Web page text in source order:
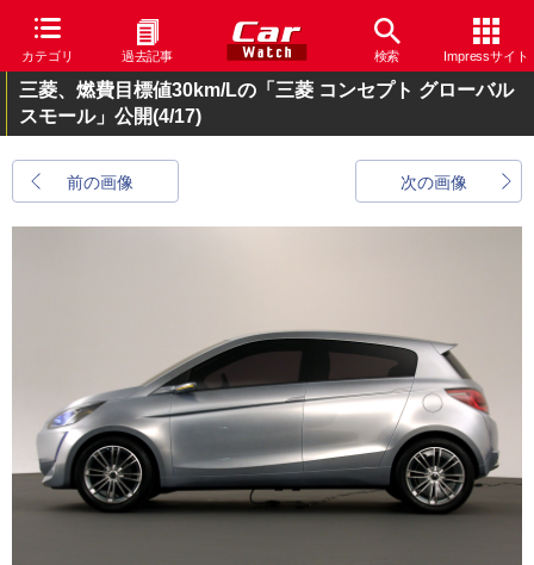
カテゴリ 過去記事 検索 Impressサイト
三菱、燃費目標値30km/Lの「三菱 コンセプト グローバル
スモール」公開(4/17)
前の画像 次の画像